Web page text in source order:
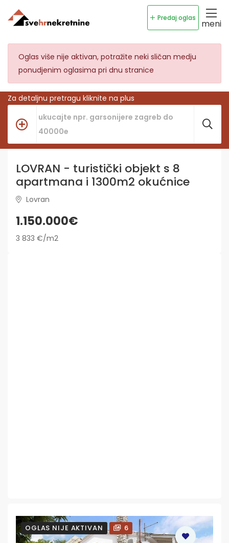
Predaj oglas
meni
Oglas više nije aktivan, potražite neki sličan medju
ponudjenim oglasima pri dnu stranice
Za detaljnu pretragu kliknite na plus
LOVRAN - turistički objekt s 8
apartmana i 1300m2 okućnice
Lovran
1.150.000€
3 833 €/m2
OGLAS NIJE AKTIVAN 6